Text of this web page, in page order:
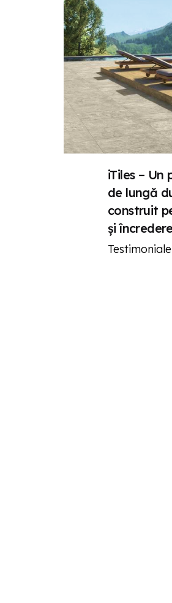
iTiles – Un
de lungă
construit
și încredere
Testimoniale
Ig./In.